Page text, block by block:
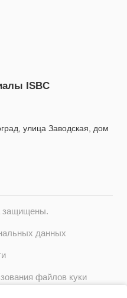
ISBC
улица Заводская, дом
защищены.
данных
файлов куки